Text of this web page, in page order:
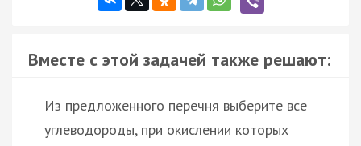
Вместе с этой задачей также решают:
Из предложенного перечня выберите все
углеводороды, при окислении которых